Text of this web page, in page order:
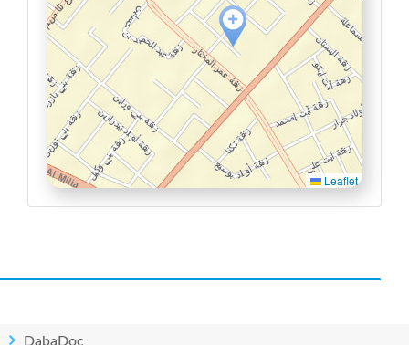
Leaflet
DabaDoc